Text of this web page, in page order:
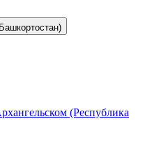
(Республика